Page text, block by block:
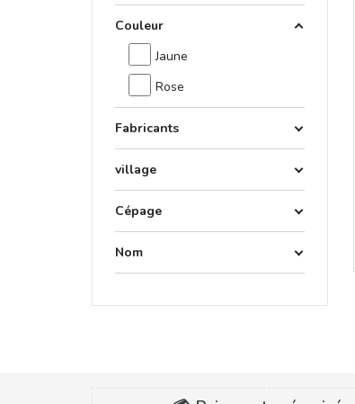
Couleur
Jaune
Rose
Fabricants
village
Cépage
Nom